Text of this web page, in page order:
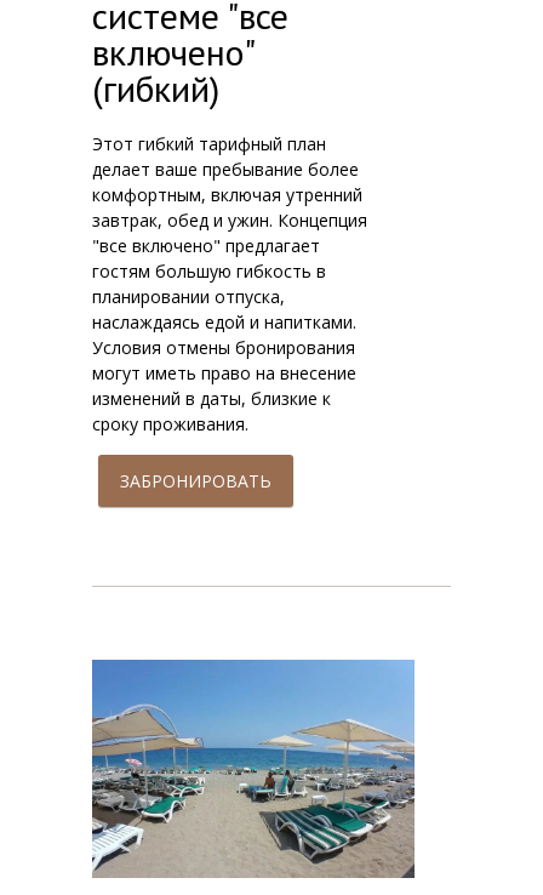
системе "все
включено"
(гибкий)
Этот гибкий тарифный план
делает ваше пребывание более
комфортным, включая утренний
завтрак, обед и ужин. Концепция
"все включено" предлагает
гостям большую гибкость в
планировании отпуска,
наслаждаясь едой и напитками.
Условия отмены бронирования
могут иметь право на внесение
изменений в даты, близкие к
сроку проживания.
ЗАБРОНИРОВАТЬ